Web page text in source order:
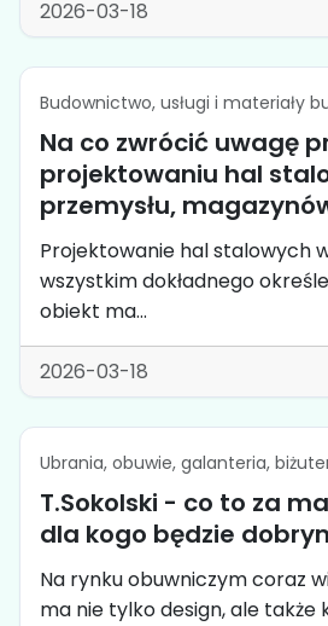
2026-03-18
Budownictwo, usługi i materiały
Na co zwrócić uwagę
projektowaniu hal
przemysłu,
Projektowanie hal stalowych
wszystkim dokładnego
obiekt ma...
2026-03-18
Ubrania, obuwie, galanteria,
T.Sokolski - co to za
dla kogo będzie
Na rynku obuwniczym coraz
ma nie tylko design, ale także